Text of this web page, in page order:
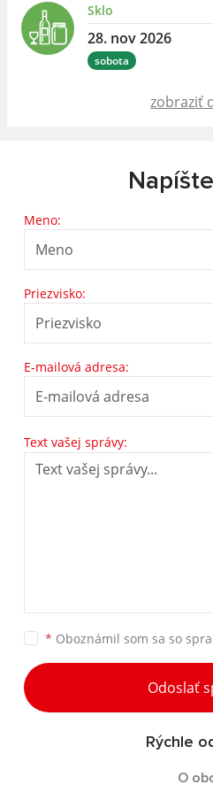
Sklo
28. nov 2026
sobota
zobraziť
Meno:
Priezvisko:
E-mailová adresa:
Text vašej správy:
* Oboznámil som sa so
Odoslať
Rýchle
O